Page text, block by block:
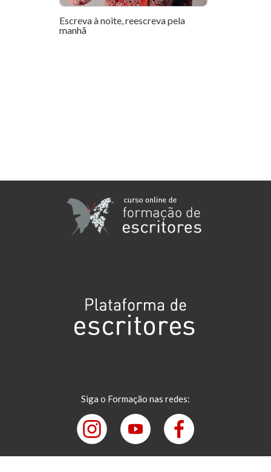
Escreva à noite, reescreva pela
manhã
Siga o Formação nas redes: